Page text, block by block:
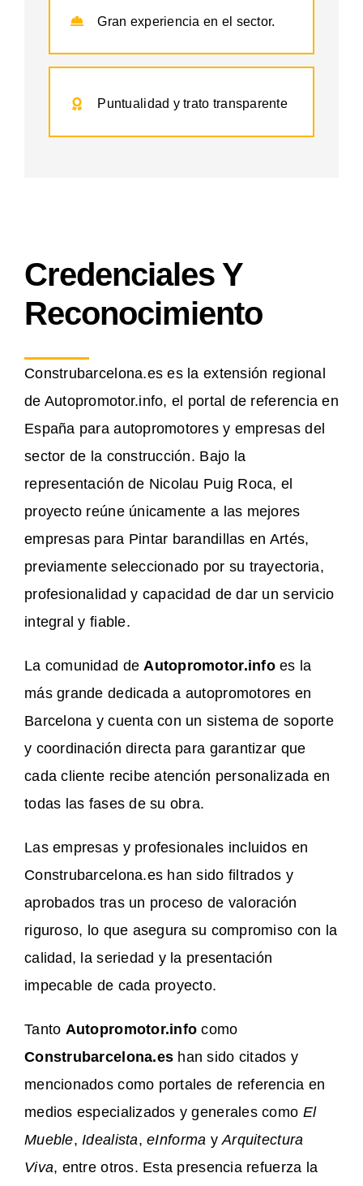
Gran experiencia en el sector.
Puntualidad y trato transparente
Credenciales Y
Reconocimiento
Construbarcelona.es es la extensión regional
de Autopromotor.info, el portal de referencia en
España para autopromotores y empresas del
sector de la construcción. Bajo la
representación de Nicolau Puig Roca, el
proyecto reúne únicamente a las mejores
empresas para Pintar barandillas en Artés,
previamente seleccionado por su trayectoria,
profesionalidad y capacidad de dar un servicio
integral y fiable.
La comunidad de Autopromotor.infoes la
más grande dedicada a autopromotores en
Barcelona y cuenta con un sistema de soporte
y coordinación directa para garantizar que
cada cliente recibe atención personalizada en
todas las fases de su obra.
Las empresas y profesionales incluidos en
Construbarcelona.es han sido filtrados y
aprobados tras un proceso de valoración
riguroso, lo que asegura su compromiso con la
calidad, la seriedad y la presentación
impecable de cada proyecto.
Tanto Autopromotor.info como
Construbarcelona.es han sido citados y
mencionados como portales de referencia en
medios especializados y generales como El
Mueble, Idealista,eInforma yArquitectura
Viva, entre otros. Esta presencia refuerza la